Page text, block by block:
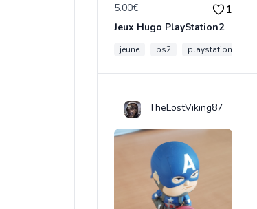
5.00€ 1
Jeux Hugo PlayStation2
jeune ps2 playstation
TheLostViking87